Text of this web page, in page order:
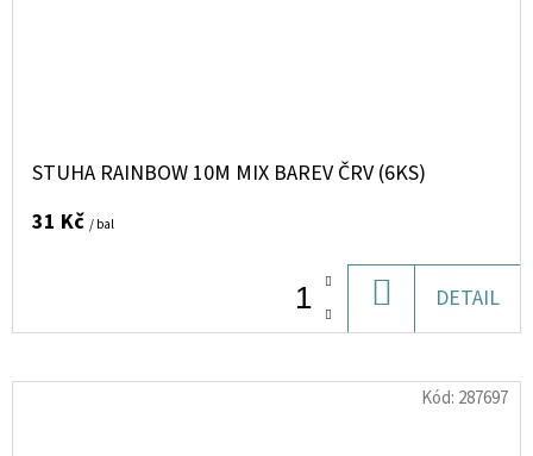
STUHA RAINBOW 10M MIX BAREV ČRV (6KS)
31 Kč / bal
KOŠÍKU
DETAIL
Kód: 287697